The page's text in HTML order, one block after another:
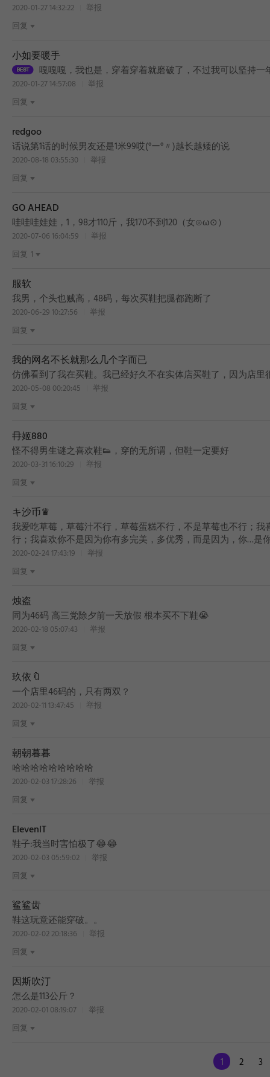
BEST
BEST
2020-01-27 14:32:22
举报
回复
小如要暖手
BEST
嘎嘎嘎，我也是，穿着穿着就磨破了，不过我可以坚持一
2020-01-27 14:57:08
举报
回复
redgoo
话说第1话的时候男友还是1米99哎(°ー°〃)越长越矮的说
2020-08-18 03:55:30
举报
回复
GO AHEAD
哇哇哇娃娃，1，98才110斤，我170不到120（女⊙ω⊙）
2020-07-06 16:04:59
举报
回复 1
服软
我男，个头也贼高，48码，每次买鞋把腿都跑断了
2020-06-29 10:27:56
举报
回复
我的网名不长就那么几个字而已
仿佛看到了我在买鞋。我已经好久不在实体店买鞋了，因为店里
2020-05-08 00:20:45
举报
回复
冄姬880
怪不得男生谜之喜欢鞋👟，穿的无所谓，但鞋一定要好
2020-03-31 16:10:29
举报
回复
キ沙币♛
我爱吃草莓，草莓汁不行，草莓蛋糕不行，不是草莓也不行；
行；我喜欢你不是因为你有多完美，多优秀，而是因为，你…是
2020-02-24 17:43:19
举报
回复
烛盗
同为46码 高三党除夕前一天放假 根本买不下鞋😭
2020-02-18 05:07:43
举报
回复
玖依🔖
一个店里46码的，只有两双？
2020-02-11 13:47:45
举报
回复
朝朝暮暮
哈哈哈哈哈哈哈哈哈
2020-02-03 17:28:26
举报
回复
ElevenlT
鞋子:我当时害怕极了😂😂
2020-02-03 05:59:02
举报
回复
鲨鲨齿
鞋这玩意还能穿破。。
2020-02-02 20:18:36
举报
回复
因斯吹汀
怎么是113公斤？
2020-02-01 08:19:07
举报
回复
1 2 3